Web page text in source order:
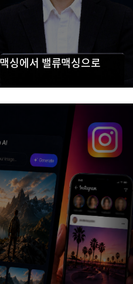
싱에서 밸류맥싱으로